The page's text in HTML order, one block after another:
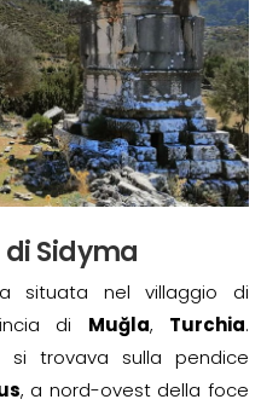
Sidyma
situata nel villaggio di
di Muğla, Turchia.
si trovava sulla pendice
, a nord-ovest della foce